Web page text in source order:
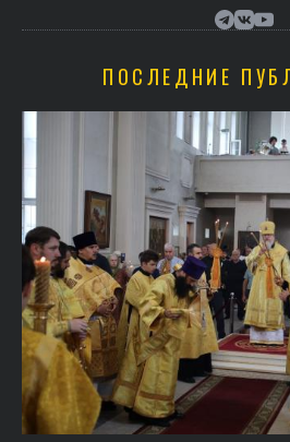
ПОСЛЕДНИЕ